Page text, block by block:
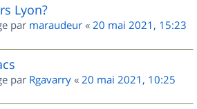
Lyon?
par maraudeur « 20 mai 2021, 15:23
par Rgavarry « 20 mai 2021, 10:25